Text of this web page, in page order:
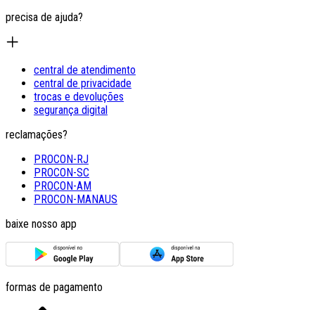
precisa de ajuda?
central de atendimento
central de privacidade
trocas e devoluções
segurança digital
reclamações?
PROCON-RJ
PROCON-SC
PROCON-AM
PROCON-MANAUS
baixe nosso app
formas de pagamento